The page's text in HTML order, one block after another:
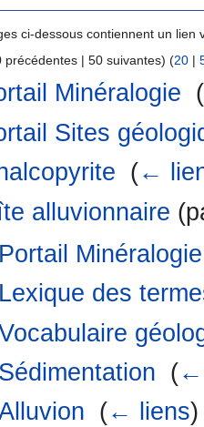
ci-dessous contiennent un lien
précédentes | 50 suivantes) (20 |
Minéralogie (
Sites
(←
alluvionnaire
Portail Minéralogie
Lexique des
Sédimentation (←
(← liens)